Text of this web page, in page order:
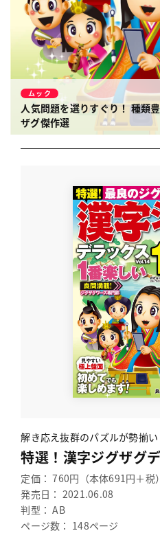
ムック
人気問題を選りすぐり！ 種類
ザグ傑作選
解き応え抜群のパズルが勢揃い
特選！漢字ジグザグ
定価： 760円（本体691円＋税）
発売日： 2021.06.08
判型： AB
ページ数： 148ページ